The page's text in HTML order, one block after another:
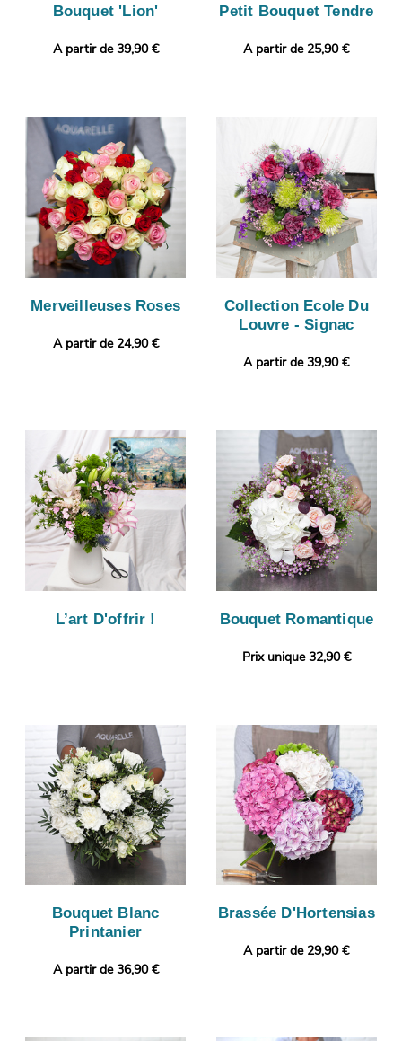
Bouquet 'Lion'
A partir de 39,90 €
Petit Bouquet Tendre
A partir de 25,90 €
Merveilleuses Roses
A partir de 24,90 €
Collection Ecole Du
Louvre - Signac
A partir de 39,90 €
L’art D'offrir ! Bouquet Romantique
Prix unique 32,90 €
Bouquet Blanc
Printanier
A partir de 36,90 €
Brassée D'Hortensias
A partir de 29,90 €